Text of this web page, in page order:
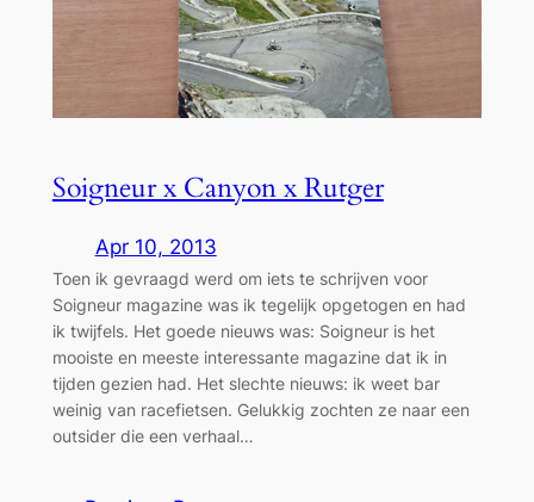
Soigneur x Canyon x Rutger
Apr 10, 2013
Toen ik gevraagd werd om iets te schrijven voor
Soigneur magazine was ik tegelijk opgetogen en had
ik twijfels. Het goede nieuws was: Soigneur is het
mooiste en meeste interessante magazine dat ik in
tijden gezien had. Het slechte nieuws: ik weet bar
weinig van racefietsen. Gelukkig zochten ze naar een
outsider die een verhaal…